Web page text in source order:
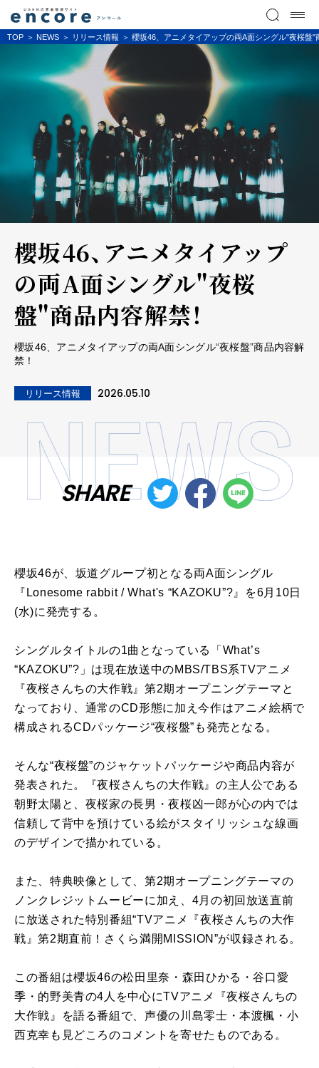
TOP NEWS リリース情報 櫻坂46、アニメタイアップの両A面シングル"夜桜盤"
櫻坂46、アニメタイアップ
の両A面シングル"夜桜
盤"商品内容解禁！
櫻坂46、アニメタイアップの両A面シングル“夜桜盤”商品内容解
禁！
リリース情報 2026.05.10
SHARE
櫻坂46が、坂道グループ初となる両A面シングル
『 Lonesome rabbit / What's “KAZOKU”? 』を6月 10日
(水)に発売する。
シングルタイトルの1曲となっている「 What’s
“KAZOKU”? 」は現在放送中のMBS/TBS系TVアニメ
『夜桜さんちの大作戦』第2期オープニングテーマと
なっており、通常のCD形態に加え今作はアニメ絵柄で
構成されるCDパッケージ“夜桜盤”も発売となる。
そんな“夜桜盤”のジャケットパッケージや商品内容が
発表された。『夜桜さんちの大作戦』の主人公である
朝野太陽と、夜桜家の長男・夜桜凶一郎が心の内では
信頼して背中を預けている絵がスタイリッシュな線画
のデザインで描かれている。
また、特典映像として、第2期オープニングテーマの
ノンクレジットムービーに加え、 4月の初回放送直前
に放送された特別番組“TVアニメ『夜桜さんちの大作
戦』第2期直前！さくら満開 MISSION ”が収録される。
この番組は櫻坂46の松田里奈・森田ひかる・谷口愛
季・的野美青の4 人を中心にTVアニメ『夜桜さんちの
大作戦』を語る番組で、声優の川島零士・本渡楓・小
西克幸も見どころのコメントを寄せたものである。